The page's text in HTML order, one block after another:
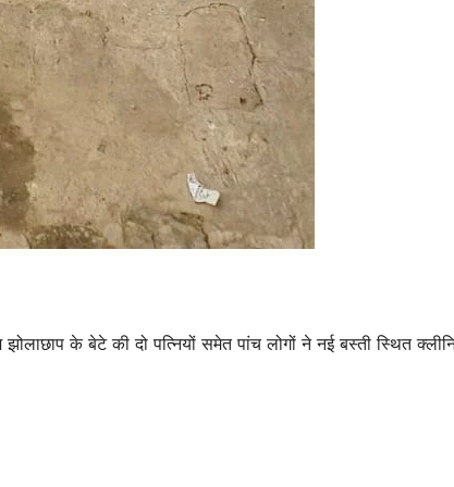
के बेटे की दो पत्नियों समेत पांच लोगों ने नई बस्ती स्थित